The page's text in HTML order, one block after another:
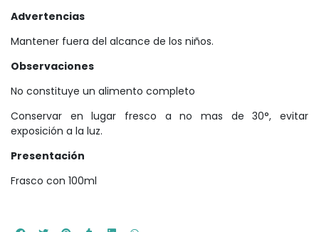
Advertencias
Mantener fuera del alcance de los niños.
Observaciones
No constituye un alimento completo
Conservar en lugar fresco a no mas de 30°, evitar
exposición a la luz.
Presentación
Frasco con 100ml